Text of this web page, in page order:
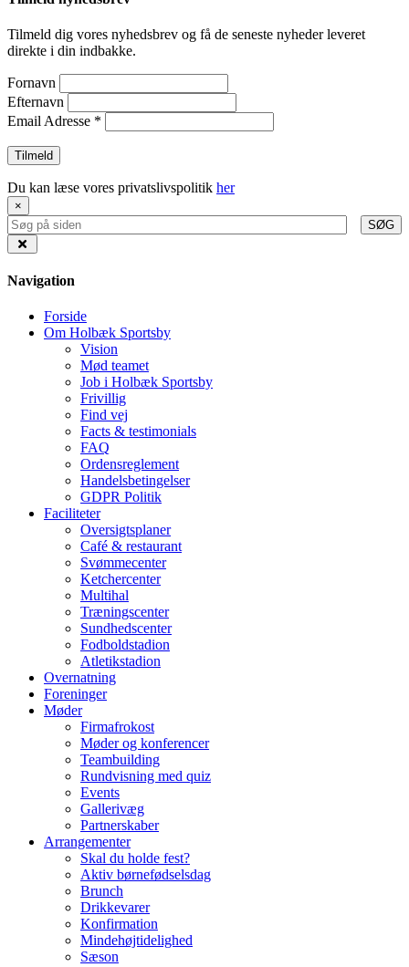
Tilmeld dig vores nyhedsbrev og få de seneste nyheder leveret
direkte i din indbakke.
Fornavn
Efternavn
Email Adresse *
Du kan læse vores privatslivspolitik her
×
SØG
Navigation
Forside
Om Holbæk Sportsby
Vision
Mød teamet
Job i Holbæk Sportsby
Frivillig
Find vej
Facts & testimonials
FAQ
Ordensreglement
Handelsbetingelser
GDPR Politik
Faciliteter
Oversigtsplaner
Café & restaurant
Svømmecenter
Ketchercenter
Multihal
Træningscenter
Sundhedscenter
Fodboldstadion
Atletikstadion
Overnatning
Foreninger
Møder
Firmafrokost
Møder og konferencer
Teambuilding
Rundvisning med quiz
Events
Gallerivæg
Partnerskaber
Arrangementer
Skal du holde fest?
Aktiv børnefødselsdag
Brunch
Drikkevarer
Konfirmation
Mindehøjtidelighed
Sæson